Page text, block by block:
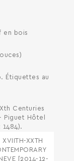
en bois
Étiquettes au
Centuries
Piguet Hôtel